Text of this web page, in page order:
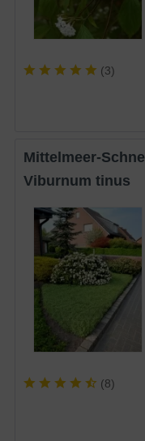
(3)
Mittelmeer-
Viburnum tinus
(8)